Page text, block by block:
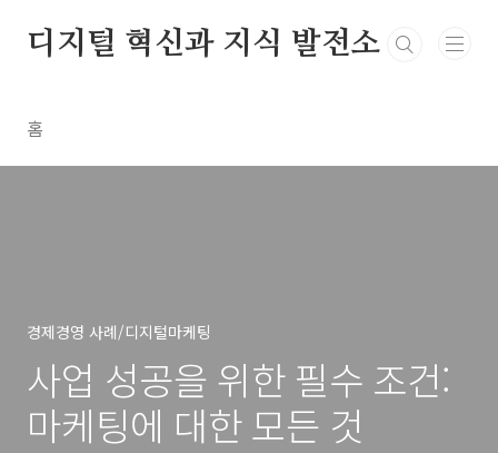
디지털 혁신과 지식 발전소
홈
경제경영 사례/디지털마케팅
사업 성공을 위한 필수 조건:
마케팅에 대한 모든 것